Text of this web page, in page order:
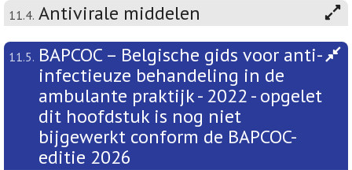
11.4. Antivirale middelen
11.5. BAPCOC – Belgische gids voor anti-
infectieuze behandeling in de
ambulante praktijk - 2022 - opgelet
dit hoofdstuk is nog niet
bijgewerkt conform de BAPCOC-
editie 2026